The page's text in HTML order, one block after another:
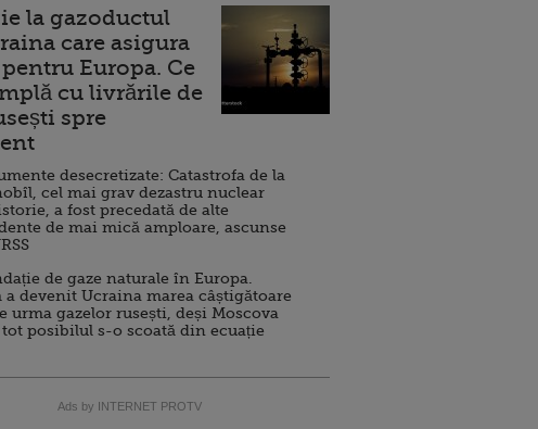
la gazoductul
care asigura
Europa. Ce
cu livrările de
spre
desecretizate: Catastrofa de la
cel mai grav dezastru nuclear
a fost precedată de alte
de mai mică amploare, ascunse
de gaze naturale în Europa.
a devenit Ucraina marea câștigătoare
urma gazelor rusești, deși Moscova
tot posibilul s-o scoată din ecuație
Ads by INTERNET PROTV